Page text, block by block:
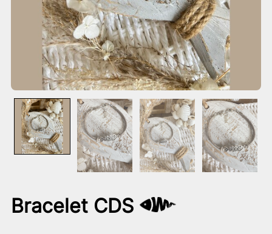
Bracelet CDS